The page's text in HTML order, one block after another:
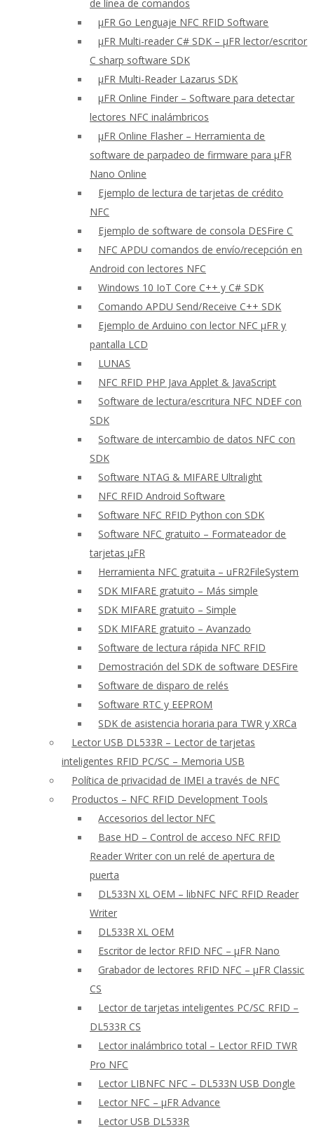
de línea de comandos
μFR Go Lenguaje NFC RFID Software
μFR Multi-reader C# SDK – μFR lector/escritor
C sharp software SDK
μFR Multi-Reader Lazarus SDK
μFR Online Finder – Software para detectar
lectores NFC inalámbricos
μFR Online Flasher – Herramienta de
software de parpadeo de firmware para μFR
Nano Online
Ejemplo de lectura de tarjetas de crédito
NFC
Ejemplo de software de consola DESFire C
NFC APDU comandos de envío/recepción en
Android con lectores NFC
Windows 10 IoT Core C++ y C# SDK
Comando APDU Send/Receive C++ SDK
Ejemplo de Arduino con lector NFC μFR y
pantalla LCD
LUNAS
NFC RFID PHP Java Applet & JavaScript
Software de lectura/escritura NFC NDEF con
SDK
Software de intercambio de datos NFC con
SDK
Software NTAG & MIFARE Ultralight
NFC RFID Android Software
Software NFC RFID Python con SDK
Software NFC gratuito – Formateador de
tarjetas μFR
Herramienta NFC gratuita – uFR2FileSystem
SDK MIFARE gratuito – Más simple
SDK MIFARE gratuito – Simple
SDK MIFARE gratuito – Avanzado
Software de lectura rápida NFC RFID
Demostración del SDK de software DESFire
Software de disparo de relés
Software RTC y EEPROM
SDK de asistencia horaria para TWR y XRCa
Lector USB DL533R – Lector de tarjetas
inteligentes RFID PC/SC – Memoria USB
Política de privacidad de IMEI a través de NFC
Productos – NFC RFID Development Tools
Accesorios del lector NFC
Base HD – Control de acceso NFC RFID
Reader Writer con un relé de apertura de
puerta
DL533N XL OEM – libNFC NFC RFID Reader
Writer
DL533R XL OEM
Escritor de lector RFID NFC – μFR Nano
Grabador de lectores RFID NFC – μFR Classic
CS
Lector de tarjetas inteligentes PC/SC RFID –
DL533R CS
Lector inalámbrico total – Lector RFID TWR
Pro NFC
Lector LIBNFC NFC – DL533N USB Dongle
Lector NFC – μFR Advance
Lector USB DL533R